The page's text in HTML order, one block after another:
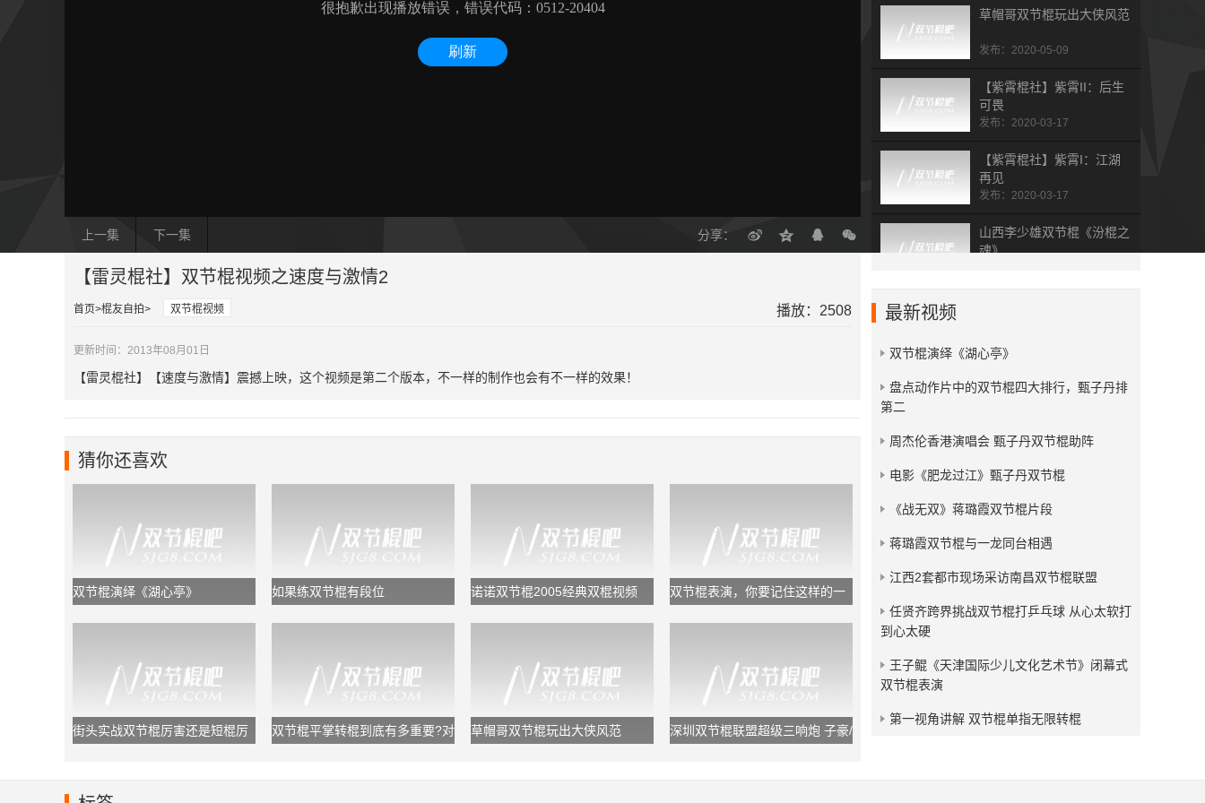
上一集 下一集 分享：
草帽哥双节棍玩出大侠风范
发布：2020-05-09
【紫霄棍社】紫霄II：后生
可畏
发布：2020-03-17
【紫霄棍社】紫霄I：江湖
再见
发布：2020-03-17
山西李少雄双节棍《汾棍之
魂》
残血狂龙双节棍视频小合集
【雷灵棍社】双节棍视频之速度与激情2
首页 棍友自拍 双节棍视频 播放：2508
更新时间：2013年08月01日
【雷灵棍社】【速度与激情】震撼上映，这个视频是第二个版本，不一样的制作也会有不一样的效果！
猜你还喜欢
双节棍演绎《湖心亭》 如果练双节棍有段位 诺诺双节棍2005经典双棍视频
双节棍表演，你要记住这样的一
街头实战双节棍厉害还是短棍厉
双节棍平掌转棍到底有多重要?对
草帽哥双节棍玩出大侠风范
深圳双节棍联盟超级三响炮 子豪/
最新视频
双节棍演绎《湖心亭》
​盘点动作片中的双节棍四大排行，甄子丹排
第二
周杰伦香港演唱会 甄子丹双节棍助阵
电影《肥龙过江》甄子丹双节棍
《战无双》蒋璐霞双节棍片段
蒋璐霞双节棍与一龙同台相遇
江西2套都市现场采访南昌双节棍联盟
任贤齐跨界挑战双节棍打乒乓球 从心太软打
到心太硬
王子鲲《天津国际少儿文化艺术节》闭幕式
双节棍表演
第一视角讲解 双节棍单指无限转棍